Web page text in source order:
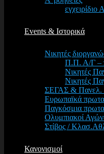
εγχειρίδιο
Events & Ιστορικά
Νικητές
Π.Π. Α/Γ –
Νικητές
Νικητές
ΣΕΓΑΣ & Πανελ.
Ευρωπαϊκά
Παγκόσμια
Ολυμπιακοί
Στίβος /
Κανονισμοί